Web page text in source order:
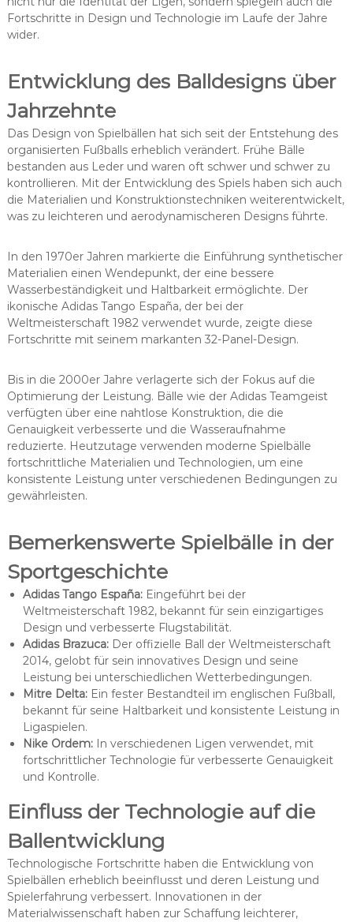
Fortschritte in Design und Technologie im Laufe der Jahre
wider.
Entwicklung des Balldesigns über
Jahrzehnte
Das Design von Spielbällen hat sich seit der Entstehung des
organisierten Fußballs erheblich verändert. Frühe Bälle
bestanden aus Leder und waren oft schwer und schwer zu
kontrollieren. Mit der Entwicklung des Spiels haben sich auch
die Materialien und Konstruktionstechniken weiterentwickelt,
was zu leichteren und aerodynamischeren Designs führte.
In den 1970er Jahren markierte die Einführung synthetischer
Materialien einen Wendepunkt, der eine bessere
Wasserbeständigkeit und Haltbarkeit ermöglichte. Der
ikonische Adidas Tango España, der bei der
Weltmeisterschaft 1982 verwendet wurde, zeigte diese
Fortschritte mit seinem markanten 32-Panel-Design.
Bis in die 2000er Jahre verlagerte sich der Fokus auf die
Optimierung der Leistung. Bälle wie der Adidas Teamgeist
verfügten über eine nahtlose Konstruktion, die die
Genauigkeit verbesserte und die Wasseraufnahme
reduzierte. Heutzutage verwenden moderne Spielbälle
fortschrittliche Materialien und Technologien, um eine
konsistente Leistung unter verschiedenen Bedingungen zu
gewährleisten.
Bemerkenswerte Spielbälle in der
Sportgeschichte
Adidas Tango España:Eingeführt bei der
Weltmeisterschaft 1982, bekannt für sein einzigartiges
Design und verbesserte Flugstabilität.
Adidas Brazuca:Der offizielle Ball der Weltmeisterschaft
2014, gelobt für sein innovatives Design und seine
Leistung bei unterschiedlichen Wetterbedingungen.
Mitre Delta:Ein fester Bestandteil im englischen Fußball,
bekannt für seine Haltbarkeit und konsistente Leistung in
Ligaspielen.
Nike Ordem:In verschiedenen Ligen verwendet, mit
fortschrittlicher Technologie für verbesserte Genauigkeit
und Kontrolle.
Einfluss der Technologie auf die
Ballentwicklung
Technologische Fortschritte haben die Entwicklung von
Spielbällen erheblich beeinflusst und deren Leistung und
Spielerfahrung verbessert. Innovationen in der
Materialwissenschaft haben zur Schaffung leichterer,